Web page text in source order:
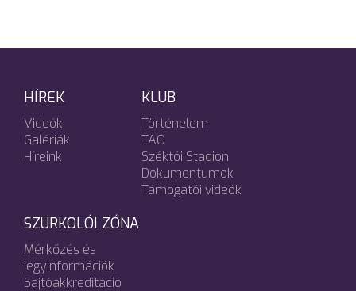
HÍREK
Videók
Galériák
Híreink
KLUB
Történelem
TAO
Széktói Stadion
Dokumentumok
Támogatói videók
SZURKOLÓI ZÓNA
Mérkőzés és
jegyinformációk
Sajtóakkreditáció